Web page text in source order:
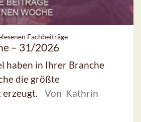
Fachbeiträge
– 31/2026
haben in Ihrer Branche
die größte
Von Kathrin